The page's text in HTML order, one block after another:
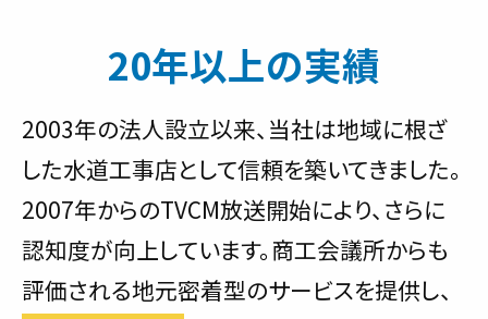
20年以上の実績
2003年の法人設立以来、当社は地域に根ざ
した水道工事店として信頼を築いてきました。
2007年からのTVCM放送開始により、さらに
認知度が向上しています。商工会議所からも
評価される地元密着型のサービスを提供し、